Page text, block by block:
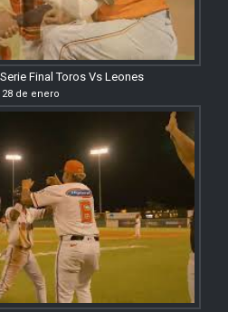
Final Toros Vs Leones
28 de enero